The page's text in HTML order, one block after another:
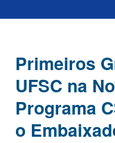
Primeiros
UFSC na
Programa
o